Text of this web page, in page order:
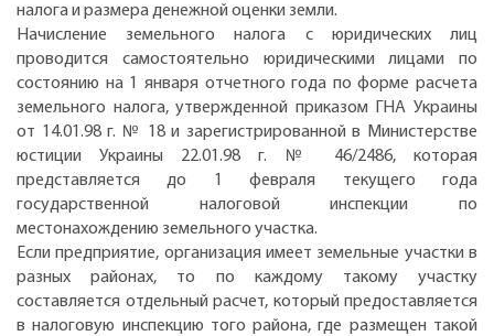
налога и размера денежной оценки земли.
Начисление земельного налога с юридических лиц
проводится самостоятельно юридическими лицами по
состоянию на 1 января отчетного года по форме расчета
земельного налога, утвержденной приказом ГНА Украины
от 14.01.98 г. № 18 и зарегистрированной в Министерстве
юстиции Украины 22.01.98 г. № 46/2486, которая
представляется до 1 февраля текущего года
государственной налоговой инспекции по
местонахождению земельного участка.
Если предприятие, организация имеет земельные участки в
разных районах, то по каждому такому участку
составляется отдельный расчет, который предоставляется
в налоговую инспекцию того района, где размещен такой